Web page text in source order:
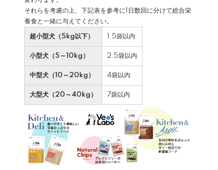
それらを考慮の上、下記表を参考に1日数回に分けて総合栄
養食と一緒に与えてください。
超小型犬（5kg以下） 1.5袋以内
小型犬（5～10kg） 2.5袋以内
中型犬（10～20kg） 4袋以内
大型犬（20～40kg） 7袋以内